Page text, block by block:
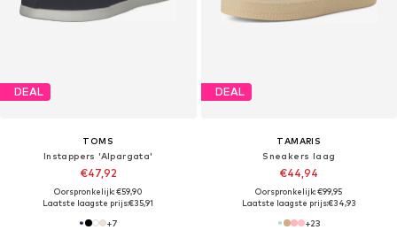
DEAL
TOMS
Instappers 'Alpargata'
€47,92
Oorspronkelijk: €59,90
Laatste laagste prijs:€35,91
+7
DEAL
TAMARIS
Sneakers laag
€44,94
Oorspronkelijk: €99,95
Laatste laagste prijs:€34,93
+23